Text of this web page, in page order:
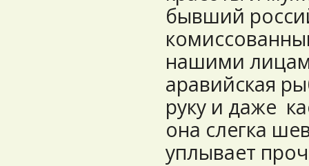
бывший
нашими
аравийская
руку и даже
она слегка
уплывает